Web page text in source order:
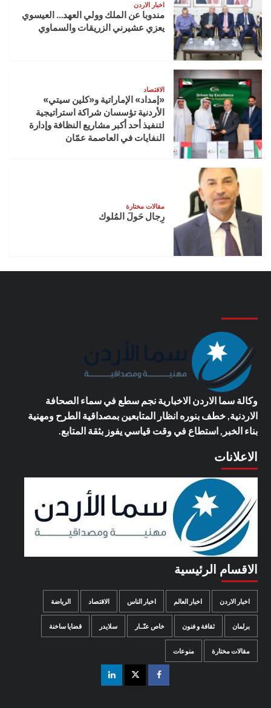
اخبار الاردن
مندوبا عن الملك وولي العهد… العيسوي
يعزي عشيرني الزريقات والسماوي
الاقتصاد
«إمداد» الإماراتية و«كلين سيتي»
الأردنية تؤسسان شراكة استراتيجية
لتنفيذ أحد أكبر مشاريع النظافة وإدارة
النفايات في العاصمة عمّان
مقالات مختارة
رِجال حَولَ المُلوك
وكالة سما الاردن الاخباريةنجم سطع في سماء الصحافة
الاردنية, خطف بنوره انظار المتابعين بمصداقية الطرح ومهنية
بناء الخبر, استطاع في وقت قياسي يفوز بثقة المتابع.
الاعلانات
الاقسام الرئيسية
اخبار الاردن اخبار العالم اخبار الناس الاقتصاد الرياضة
برلمان ثقافة و فنون خاص عنّــار سلايدر قضايا ساخنة
مقالات مختارة منوعات